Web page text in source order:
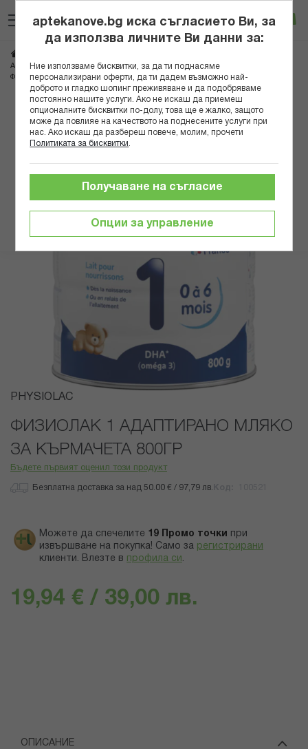
към
съдържанието
Вход
Адаптирани млека
ФИЗИОЛАК 1 АДАПТИРАНО МЛЯКО ЗА КЪРМАЧЕТА 800ГР
Преминете
края
галерията
изображенията
Преминете
началото
галерия
със
PHYSIOLAC
ФИЗИОЛАК 1 АДАПТИРАНО МЛЯКО
ЗА КЪРМАЧЕТА 800ГР
Бъдете първият оценил този продукт
Безплатна доставка за над 50.00 € / 97,79 лв.
Можете да спечелите 19 Промо точки
при
извършване на покупка! Само за регистрирани
клиенти. Влезте в профила си .
19,94 € / 39,00 лв.
ОПИСАНИЕ
aptekanove.bg иска съгласието Ви, за
да използва личните Ви данни за:
Ние използваме бисквитки, за да ти поднасяме
персонализирани оферти, да ти дадем възможно най-
доброто и гладко шопинг преживяване и да подобряваме
постоянно нашите услуги. Ако не искаш да приемеш
опционалните бисквитки по-долу, това ще е жалко, защото
може да повлияе на качеството на поднесените услуги при
нас. Ако искаш да разбереш повече, молим, прочети
Политиката за бисквитки
Опции за управление
Получаване на съгласие